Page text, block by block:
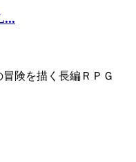
険を描く長編ＲＰＧ